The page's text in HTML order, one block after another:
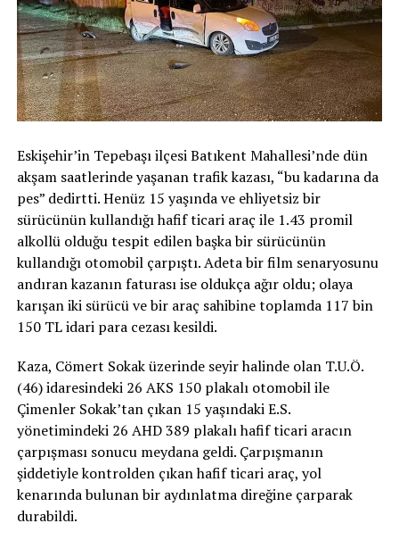
Eskişehir’in Tepebaşı ilçesi Batıkent Mahallesi’nde dün
akşam saatlerinde yaşanan trafik kazası, “bu kadarına da
pes” dedirtti. Henüz 15 yaşında ve ehliyetsiz bir
sürücünün kullandığı hafif ticari araç ile 1.43 promil
alkollü olduğu tespit edilen başka bir sürücünün
kullandığı otomobil çarpıştı. Adeta bir film senaryosunu
andıran kazanın faturası ise oldukça ağır oldu; olaya
karışan iki sürücü ve bir araç sahibine toplamda 117 bin
150 TL idari para cezası kesildi.
Kaza, Cömert Sokak üzerinde seyir halinde olan T.U.Ö.
(46) idaresindeki 26 AKS 150 plakalı otomobil ile
Çimenler Sokak’tan çıkan 15 yaşındaki E.S.
yönetimindeki 26 AHD 389 plakalı hafif ticari aracın
çarpışması sonucu meydana geldi. Çarpışmanın
şiddetiyle kontrolden çıkan hafif ticari araç, yol
kenarında bulunan bir aydınlatma direğine çarparak
durabildi.